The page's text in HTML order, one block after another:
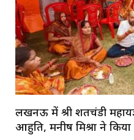
लखनऊ में श्री शतचंडी
आहुति, मनीष मिश्रा ने